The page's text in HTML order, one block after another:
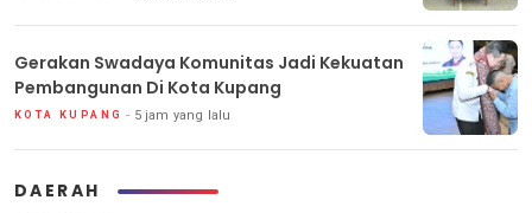
Gerakan Swadaya Komunitas Jadi Kekuatan
Pembangunan Di Kota Kupang
KOTA KUPANG 5 jam yang lalu
DAERAH